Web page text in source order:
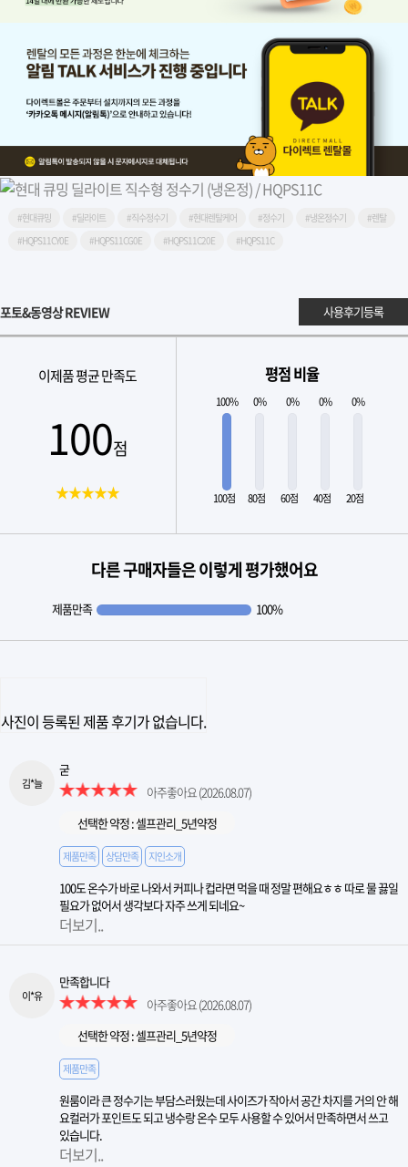
#현대큐밍 #딜라이트 #직수정수기 #현대렌탈케어 #정수기 #냉온정수기
#렌탈
#HQPS11CY0E
#HQPS11CG0E #HQPS11C20E #HQPS11C
포토&동영상 REVIEW 사용후기등록
이제품 평균 만족도
100점
★★★★★
평점 비율
100%
100점
0%
80점
0%
60점
0%
40점
0%
20점
다른 구매자들은 이렇게 평가했어요
제품만족 100%
사진이 등록된 제품 후기가 없습니다.
김*늘
굳
아주좋아요(2026.08.07)
선택한 약정 : 셀프관리_5년약정
제품만족 상담만족 지인소개
100도 온수가 바로 나와서 커피나 컵라면 먹을 때 정말 편해요ㅎㅎ 따로 물 끓일
필요가 없어서 생각보다 자주 쓰게 되네요~
더보기..
이*유
만족합니다
아주좋아요(2026.08.07)
선택한 약정 : 셀프관리_5년약정
제품만족
원룸이라 큰 정수기는 부담스러웠는데 사이즈가 작아서 공간 차지를 거의 안 해
요컬러가 포인트도 되고 냉수랑 온수 모두 사용할 수 있어서 만족하면서 쓰고
있습니다.
더보기..